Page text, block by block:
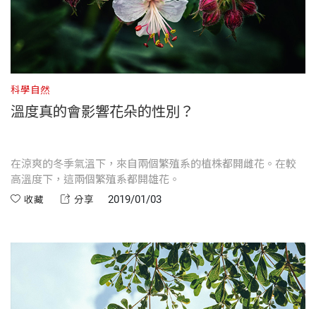
科學自然
溫度真的會影響花朵的性別？
在涼爽的冬季氣溫下，來自兩個繁殖系的植株都開雌花。在較
高溫度下，這兩個繁殖系都開雄花。
收藏 分享 2019/01/03